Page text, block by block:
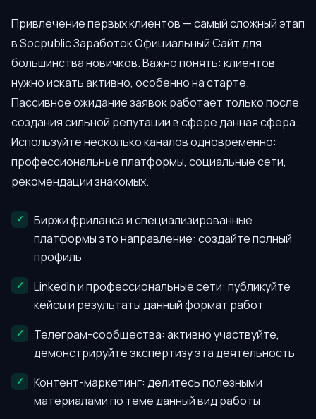
Привлечение первых клиентов — самый сложный этап
в Socpublic Заработок Официальный Сайт для
большинства новичков. Важно понять: клиентов
нужно искать активно, особенно на старте.
Пассивное ожидание заявок работает только после
создания сильной репутации в сфере данная сфера.
Используйте несколько каналов одновременно:
профессиональные платформы, социальные сети,
рекомендации знакомых.
Биржи фриланса и специализированные
платформы это направление: создайте полный
профиль
LinkedIn и профессиональные сети: публикуйте
кейсы и результаты данный формат работ
Телеграм-сообщества: активно участвуйте,
демонстрируйте экспертизу эта деятельность
Контент-маркетинг: делитесь полезными
материалами по теме данный вид работы